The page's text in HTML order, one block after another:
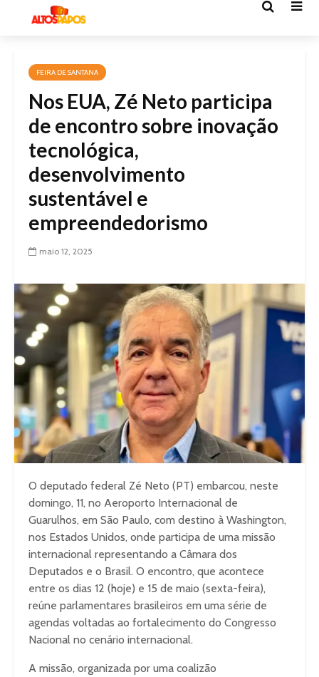
FEIRA DE SANTANA
Nos EUA, Zé Neto participa
de encontro sobre inovação
tecnológica,
desenvolvimento
sustentável e
empreendedorismo
maio 12, 2025
O deputado federal Zé Neto (PT) embarcou, neste
domingo, 11, no Aeroporto Internacional de
Guarulhos, em São Paulo, com destino à Washington,
nos Estados Unidos, onde participa de uma missão
internacional representando a Câmara dos
Deputados e o Brasil. O encontro, que acontece
entre os dias 12 (hoje) e 15 de maio (sexta-feira),
reúne parlamentares brasileiros em uma série de
agendas voltadas ao fortalecimento do Congresso
Nacional no cenário internacional.
A missão, organizada por uma coalizão